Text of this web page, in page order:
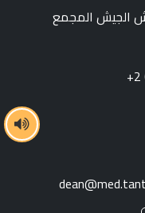
ش الجيش المجمع